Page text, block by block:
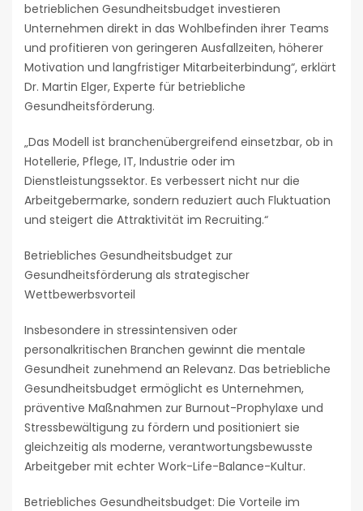
betrieblichen Gesundheitsbudget investieren
Unternehmen direkt in das Wohlbefinden ihrer Teams
und profitieren von geringeren Ausfallzeiten, höherer
Motivation und langfristiger Mitarbeiterbindung“, erklärt
Dr. Martin Elger, Experte für betriebliche
Gesundheitsförderung.
„Das Modell ist branchenübergreifend einsetzbar, ob in
Hotellerie, Pflege, IT, Industrie oder im
Dienstleistungssektor. Es verbessert nicht nur die
Arbeitgebermarke, sondern reduziert auch Fluktuation
und steigert die Attraktivität im Recruiting.“
Betriebliches Gesundheitsbudget zur
Gesundheitsförderung als strategischer
Wettbewerbsvorteil
Insbesondere in stressintensiven oder
personalkritischen Branchen gewinnt die mentale
Gesundheit zunehmend an Relevanz. Das betriebliche
Gesundheitsbudget ermöglicht es Unternehmen,
präventive Maßnahmen zur Burnout-Prophylaxe und
Stressbewältigung zu fördern und positioniert sie
gleichzeitig als moderne, verantwortungsbewusste
Arbeitgeber mit echter Work-Life-Balance-Kultur.
Betriebliches Gesundheitsbudget: Die Vorteile im